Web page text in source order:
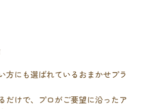
方にも選ばれているおまかせプラ
だけで、プロがご要望に沿ったア